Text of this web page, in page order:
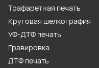
Трафаретная печать
Круговая шелкография
УФ-ДТФ печать
Гравировка
ДТФ печать